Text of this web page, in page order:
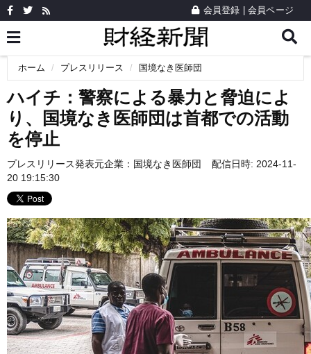
会員登録 会員ページ
ホーム プレスリリース 国境なき医師団
ハイチ：警察による暴力と脅迫によ
り、国境なき医師団は首都での活動
を停止
プレスリリース発表元企業： 国境なき医師団
配信日時: 2024-11-
20 19:15:30